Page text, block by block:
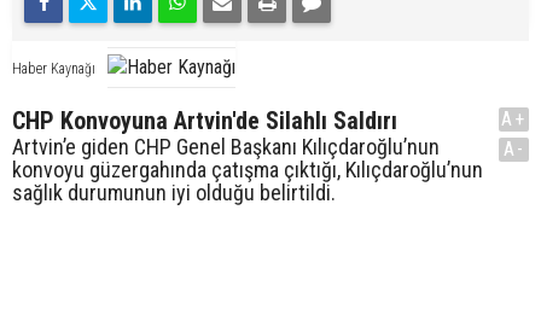
Haber Kaynağı
CHP Konvoyuna Artvin'de Silahlı Saldırı
Artvin’e giden CHP Genel Başkanı Kılıçdaroğlu’nun
konvoyu güzergahında çatışma çıktığı, Kılıçdaroğlu’nun
sağlık durumunun iyi olduğu belirtildi.
A+
A-